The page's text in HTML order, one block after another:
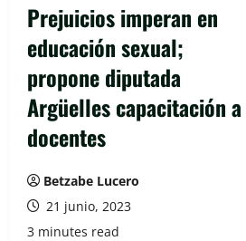
Prejuicios imperan en
educación sexual;
propone diputada
Argüelles capacitación a
docentes
Betzabe Lucero
21 junio, 2023
3 minutes read